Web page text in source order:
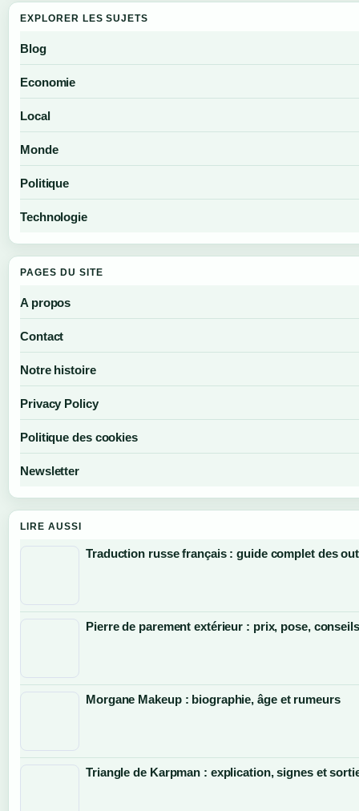
EXPLORER LES SUJETS
Blog
Economie
Local
Monde
Politique
Technologie
PAGES DU SITE
A propos
Contact
Notre histoire
Privacy Policy
Politique des cookies
Newsletter
LIRE AUSSI
Traduction russe français : guide complet des
Pierre de parement extérieur : prix, pose,
Morgane Makeup : biographie, âge et rumeurs
Triangle de Karpman : explication, signes et